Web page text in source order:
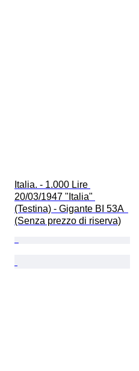
Italia. - 1.000 Lire
20/03/1947 "Italia"
(Testina) - Gigante BI 53A
(Senza prezzo di riserva)